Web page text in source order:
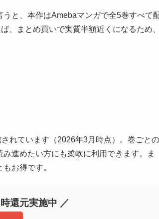
うと、本作はAmebaマンガで全5巻すべて
、まとめ買いで実質半額近くになるため
れています（2026年3月時点）。巻ごとの
進めたい方にも柔軟に利用できます。ま
お得です。
還元実施中 ／